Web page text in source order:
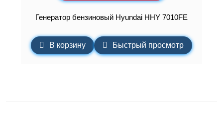
Генератор бензиновый Hyundai HHY 7010FE
В корзину Быстрый просмотр